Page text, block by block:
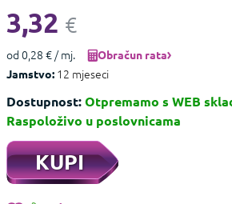
3,32 €
od 0,28 € / mj.
Obračun rata
Jamstvo: 12 mjeseci
Dostupnost:Otpremamo s WEB
Raspoloživo u poslovnicama
KUPI